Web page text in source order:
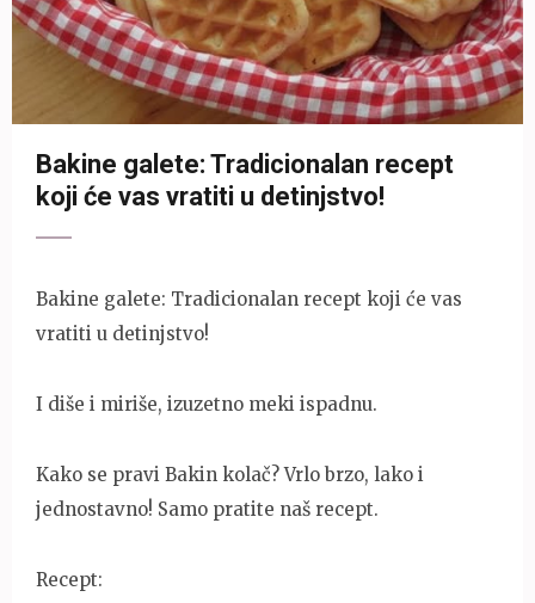
Bakine galete: Tradicionalan recept
koji će vas vratiti u detinjstvo!
Bakine galete: Tradicionalan recept koji će vas
vratiti u detinjstvo!
I diše i miriše, izuzetno meki ispadnu.
Kako se pravi Bakin kolač? Vrlo brzo, lako i
jednostavno! Samo pratite naš recept.
Recept: